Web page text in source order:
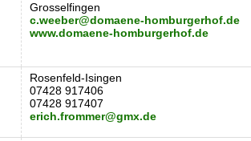
Grosselfingen
c.weeber@domaene-homburgerhof.de
www.domaene-homburgerhof.de
Rosenfeld-Isingen
07428 917406
07428 917407
erich.frommer@gmx.de